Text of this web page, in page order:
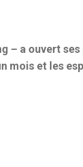
– a ouvert
mois et les